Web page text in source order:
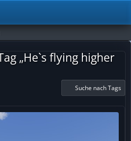
„He`s flying higher
Suche nach Tags